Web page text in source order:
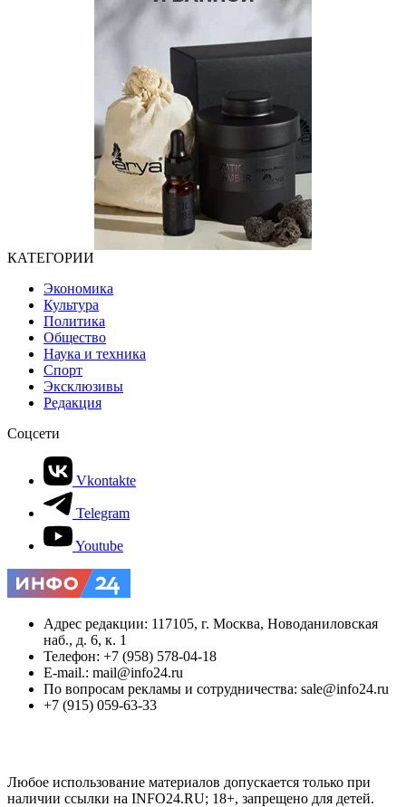
КАТЕГОРИИ
Экономика
Культура
Политика
Общество
Наука и техника
Спорт
Эксклюзивы
Редакция
Соцсети
Vkontakte
Telegram
Youtube
Адрес редакции: 117105, г. Москва, Новоданиловская
наб., д. 6, к. 1
Телефон: +7 (958) 578-04-18
E-mail.: mail@info24.ru
По вопросам рекламы и сотрудничества: sale@info24.ru
+7 (915) 059-63-33
Любое использование материалов допускается только при
наличии ссылки на INFO24.RU; 18+, запрещено для детей.